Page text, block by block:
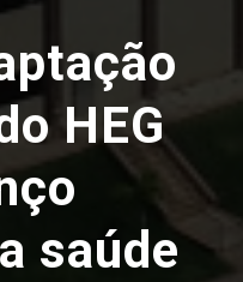
HEG
saúde